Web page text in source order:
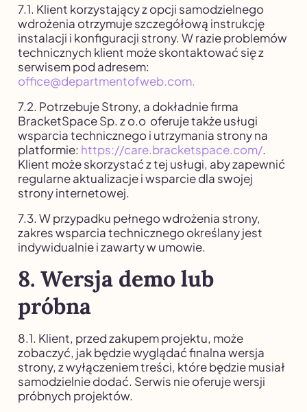
7.1. Klient korzystający z opcji samodzielnego
wdrożenia otrzymuje szczegółową instrukcję
instalacji i konfiguracji strony. W razie problemów
technicznych klient może skontaktować się z
serwisem pod adresem:
office@departmentofweb.com.
7.2. Potrzebuje Strony, a dokładnie firma
BracketSpace Sp. z o.o oferuje także usługi
wsparcia technicznego i utrzymania strony na
platformie: https://care.bracketspace.com/.
Klient może skorzystać z tej usługi, aby zapewnić
regularne aktualizacje i wsparcie dla swojej
strony internetowej.
7.3. W przypadku pełnego wdrożenia strony,
zakres wsparcia technicznego określany jest
indywidualnie i zawarty w umowie.
8. Wersja demo lub
próbna
8.1. Klient, przed zakupem projektu, może
zobaczyć, jak będzie wyglądać finalna wersja
strony, z wyłączeniem treści, które będzie musiał
samodzielnie dodać. Serwis nie oferuje wersji
próbnych projektów.